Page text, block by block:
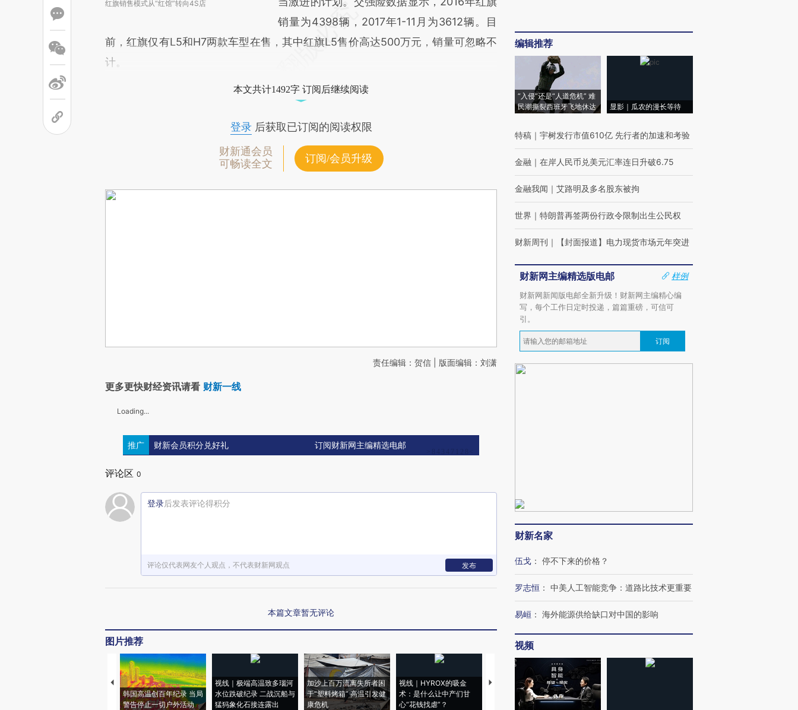
红旗销售模式从“红馆”转向4S店
销量为4398辆，2017年1-11月为3612辆。目
前，红旗仅有L5和H7两款车型在售，其中红旗L5售价高达500万元，销量可忽略不
计。
本文共计1492字 订阅后继续阅读
登录后获取已订阅的阅读权限
财新通会员
可畅读全文
订阅/会员升级
责任编辑：贺信 | 版面编辑：刘潇
更多更快财经资讯请看 财新一线
Loading...
推广 财新会员积分兑好礼 订阅财新网主编精选电邮
评论区 0
登录后发表评论得积分
评论仅代表网友个人观点，不代表财新网观点 发布
本篇文章暂无评论
图片推荐
韩国高温创百年纪录 当局
警告停止一切户外活动
视线｜极端高温致多瑙河
水位跌破纪录 二战沉船与
猛犸象化石接连露出
加沙上百万流离失所者困
于“塑料烤箱” 高温引发健
康危机
视线｜HYROX的吸金
术：是什么让中产们甘
心“花钱找虐”？
马航飞行员跨国走私7万
粒摇头丸 尿检体内含3种
视线｜被称为“蟑螂”的印
度Z世代 用街头抗争将教
育部长拱下台
编辑推荐
“入侵”还是“人道危机” 难
民潮撕裂西班牙飞地休达
显影｜瓜农的漫长等待
特稿 ｜ 宇树发行市值610亿 先行者的加速和考验
金融 ｜ 在岸人民币兑美元汇率连日升破6.75
金融我闻 ｜ 艾路明及多名股东被拘
世界 ｜ 特朗普再签两份行政令限制出生公民权
财新周刊 ｜ 【封面报道】电力现货市场元年突进
财新网主编精选版电邮
样例
财新网新闻版电邮全新升级！财新网主编精心编
写，每个工作日定时投递，篇篇重磅，可信可
引。
订阅
财新名家
伍戈 ： 停不下来的价格？
罗志恒 ： 中美人工智能竞争：道路比技术更重要
易峘 ： 海外能源供给缺口对中国的影响
视频